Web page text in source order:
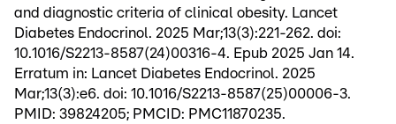
and diagnostic criteria of clinical obesity. Lancet
Diabetes Endocrinol. 2025 Mar;13(3):221-262. doi:
10.1016/S2213-8587(24)00316-4. Epub 2025 Jan 14.
Erratum in: Lancet Diabetes Endocrinol. 2025
Mar;13(3):e6. doi: 10.1016/S2213-8587(25)00006-3.
PMID: 39824205; PMCID: PMC11870235.